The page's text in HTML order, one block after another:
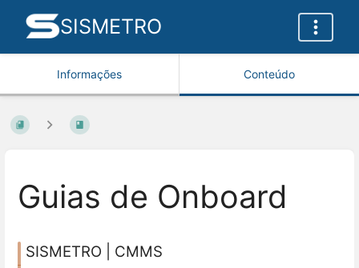
SISMETRO
Informações Conteúdo
Guias de Onboard
SISMETRO | CMMS